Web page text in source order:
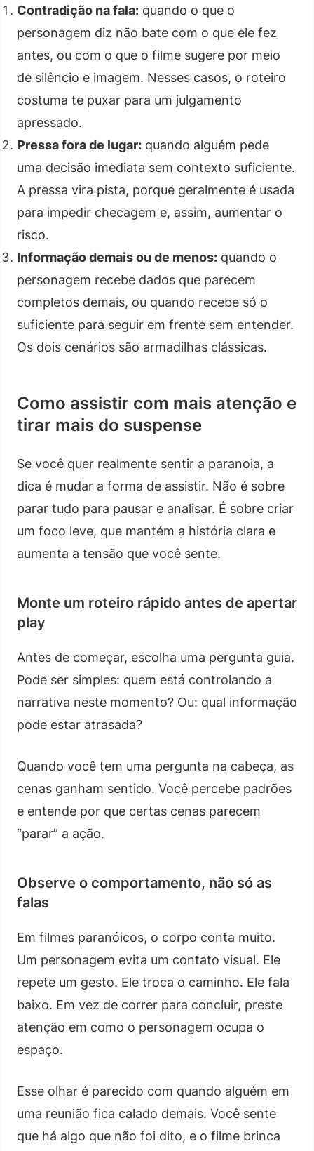
Contradição na fala: quando o que o
personagem diz não bate com o que ele fez
antes, ou com o que o filme sugere por meio
de silêncio e imagem. Nesses casos, o roteiro
costuma te puxar para um julgamento
apressado.
Pressa fora de lugar: quando alguém pede
uma decisão imediata sem contexto suficiente.
A pressa vira pista, porque geralmente é usada
para impedir checagem e, assim, aumentar o
risco.
Informação demais ou de menos: quando o
personagem recebe dados que parecem
completos demais, ou quando recebe só o
suficiente para seguir em frente sem entender.
Os dois cenários são armadilhas clássicas.
Como assistir com mais atenção e
tirar mais do suspense
Se você quer realmente sentir a paranoia, a
dica é mudar a forma de assistir. Não é sobre
parar tudo para pausar e analisar. É sobre criar
um foco leve, que mantém a história clara e
aumenta a tensão que você sente.
Monte um roteiro rápido antes de apertar
play
Antes de começar, escolha uma pergunta guia.
Pode ser simples: quem está controlando a
narrativa neste momento? Ou: qual informação
pode estar atrasada?
Quando você tem uma pergunta na cabeça, as
cenas ganham sentido. Você percebe padrões
e entende por que certas cenas parecem
“parar” a ação.
Observe o comportamento, não só as
falas
Em filmes paranóicos, o corpo conta muito.
Um personagem evita um contato visual. Ele
repete um gesto. Ele troca o caminho. Ele fala
baixo. Em vez de correr para concluir, preste
atenção em como o personagem ocupa o
espaço.
Esse olhar é parecido com quando alguém em
uma reunião fica calado demais. Você sente
que há algo que não foi dito, e o filme brinca